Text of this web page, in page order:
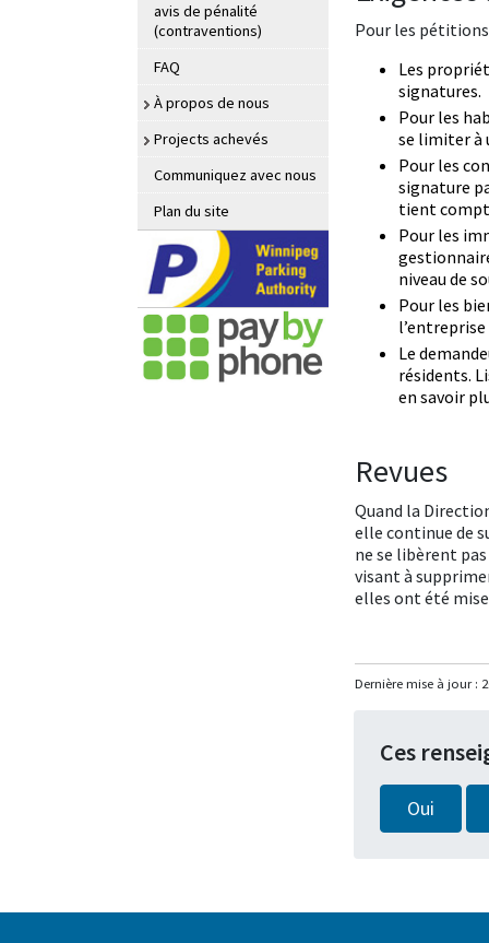
avis de pénalité
(contraventions)
FAQ
À propos de nous
Projects achevés
Communiquez avec nous
Plan du site
Pour les
Les
signatures.
Pour les
se limiter à
Pour les
signature
tient
Pour les
niveau de
Pour les
Le
résidents.
en savoir
Revues
Quand la
elle continue de
ne se libèrent
visant à
elles ont été
Dernière mise à jour :
Ces
Oui